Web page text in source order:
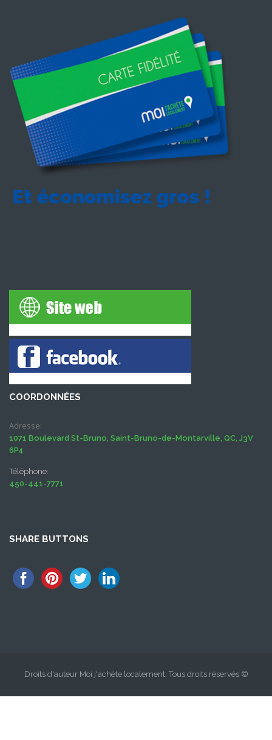
COORDONNÉES
Adresse:
1071 Boulevard St-Bruno, Saint-Bruno-de-Montarville, QC, J3V
6P4
Téléphone:
450-441-7771
SHARE BUTTONS
Droits d'auteur Moi j'achète localement. Tous droits réservés ©